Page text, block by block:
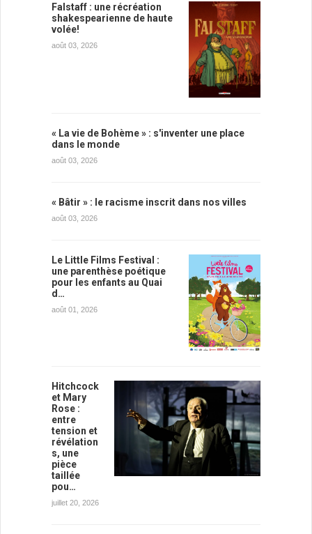
Falstaff : une récréation
shakespearienne de haute
volée!
août 03, 2026
« La vie de Bohème » : s'inventer une place
dans le monde
août 03, 2026
« Bâtir » : le racisme inscrit dans nos villes
août 03, 2026
Le Little Films Festival :
une parenthèse poétique
pour les enfants au Quai
d…
août 01, 2026
Hitchcock
et Mary
Rose :
entre
tension et
révélation
s, une
pièce
taillée
pou…
juillet 20, 2026